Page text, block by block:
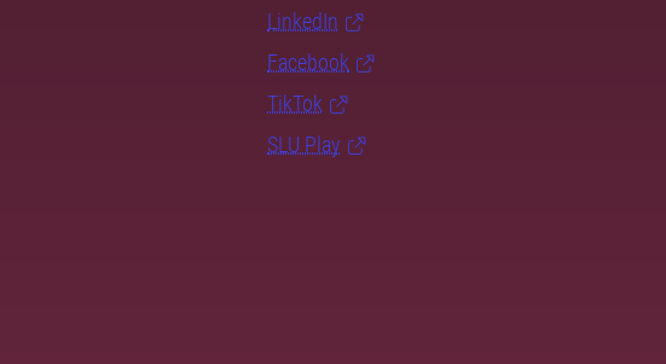
LinkedIn
Facebook
TikTok
SLU Play